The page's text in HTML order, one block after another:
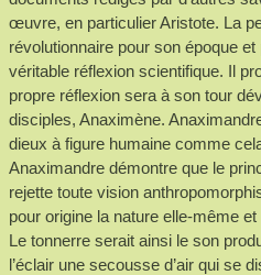
œuvre, en particulier Aristote. La
révolutionnaire pour son époque
véritable réflexion scientifique. Il
propre réflexion sera à son tour
disciples, Anaximène.
dieux à figure humaine comme
Anaximandre démontre que le
rejette toute vision
pour origine la nature elle-même
Le tonnerre serait ainsi le son
l’éclair une secousse d’air qui se